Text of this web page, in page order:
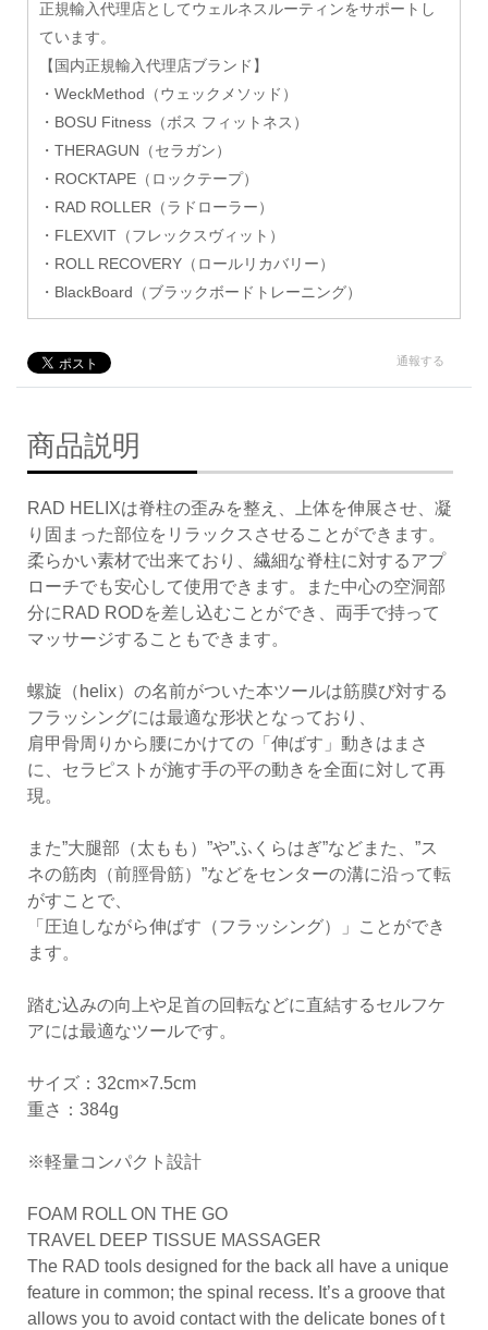
正規輸入代理店としてウェルネスルーティンをサポートし
ています。
【国内正規輸入代理店ブランド】
・WeckMethod（ウェックメソッド）
・BOSU Fitness（ボス フィットネス）
・THERAGUN（セラガン）
・ROCKTAPE（ロックテープ）
・RAD ROLLER（ラドローラー）
・FLEXVIT（フレックスヴィット）
・ROLL RECOVERY（ロールリカバリー）
・BlackBoard（ブラックボードトレーニング）
通報する
商品説明
RAD HELIXは脊柱の歪みを整え、上体を伸展させ、凝
り固まった部位をリラックスさせることができます。
柔らかい素材で出来ており、繊細な脊柱に対するアプ
ローチでも安心して使用できます。また中心の空洞部
分にRAD RODを差し込むことができ、両手で持って
マッサージすることもできます。
螺旋（helix）の名前がついた本ツールは筋膜び対する
フラッシングには最適な形状となっており、
肩甲骨周りから腰にかけての「伸ばす」動きはまさ
に、セラピストが施す手の平の動きを全面に対して再
現。
また”大腿部（太もも）”や”ふくらはぎ”などまた、”ス
ネの筋肉（前脛骨筋）”などをセンターの溝に沿って転
がすことで、
「圧迫しながら伸ばす（フラッシング）」ことができ
ます。
踏む込みの向上や足首の回転などに直結するセルフケ
アには最適なツールです。
サイズ：32cm×7.5cm
重さ：384g
※軽量コンパクト設計
FOAM ROLL ON THE GO
TRAVEL DEEP TISSUE MASSAGER
The RAD tools designed for the back all have a unique
feature in common; the spinal recess. It’s a groove that
allows you to avoid contact with the delicate bones of t